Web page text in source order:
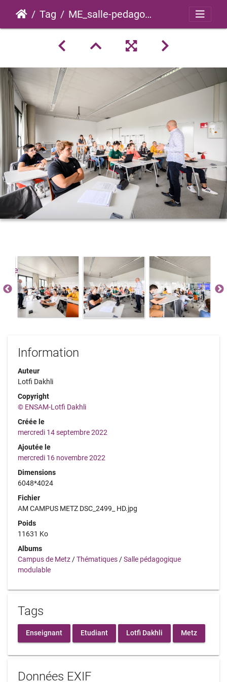
Tag ME_salle-pedagogique_modulable_0013
Information
Auteur
Lotfi Dakhli
Copyright
© ENSAM-Lotfi Dakhli
Créée le
mercredi 14 septembre 2022
Ajoutée le
mercredi 16 novembre 2022
Dimensions
6048*4024
Fichier
AM CAMPUS METZ DSC_2499_ HD.jpg
Poids
11631 Ko
Albums
Campus de Metz /Thématiques /Salle pédagogique
modulable
Tags
Enseignant Etudiant Lotfi Dakhli Metz
Données EXIF